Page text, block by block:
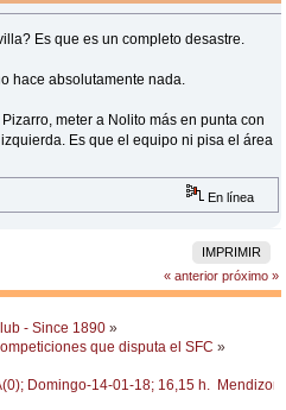
Es que es un completo desastre.
hace absolutamente nada.
meter a Nolito más en punta con
Es que el equipo ni pisa el área
En línea
IMPRIMIR
« anterior próximo »
- Since 1890 »
que disputa el SFC »
Domingo-14-01-18; 16,15 h.